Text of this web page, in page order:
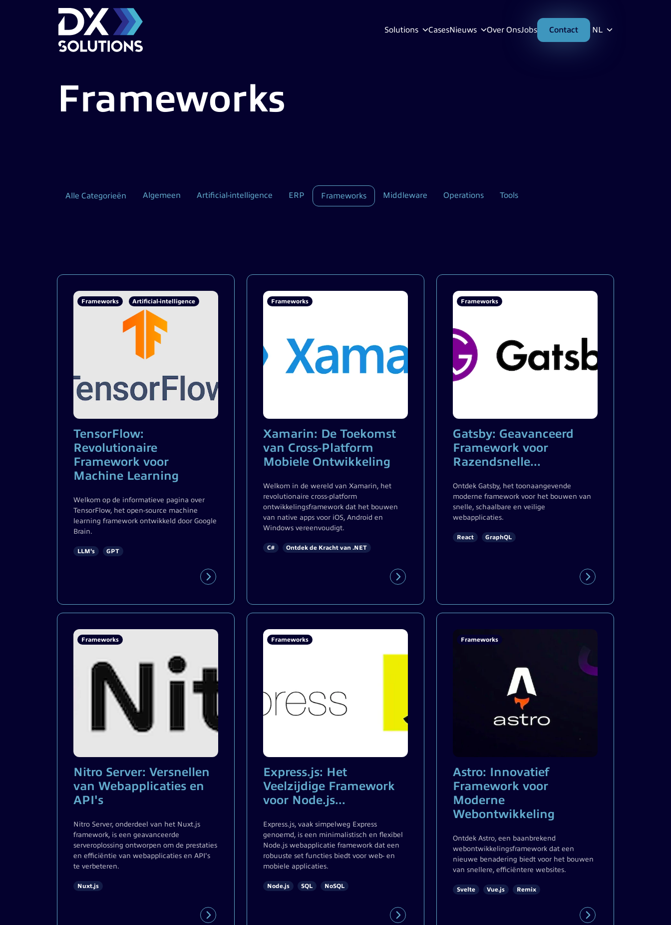
Solutions CasesNieuws Over OnsJobs Contact NL
Frameworks
Alle Categorieën Algemeen Artificial-intelligence ERP Frameworks Middleware Operations Tools
Frameworks Artificial-intelligence
TensorFlow:
Revolutionaire
Framework voor
Machine Learning
Welkom op de informatieve pagina over
TensorFlow, het open-source machine
learning framework ontwikkeld door Google
Brain.
LLM's GPT
Frameworks
Xamarin: De Toekomst
van Cross-Platform
Mobiele Ontwikkeling
Welkom in de wereld van Xamarin, het
revolutionaire cross-platform
ontwikkelingsframework dat het bouwen
van native apps voor iOS, Android en
Windows vereenvoudigt.
C# Ontdek de Kracht van .NET
Frameworks
Gatsby: Geavanceerd
Framework voor
Razendsnelle...
Ontdek Gatsby, het toonaangevende
moderne framework voor het bouwen van
snelle, schaalbare en veilige
webapplicaties.
React GraphQL
Frameworks
Nitro Server: Versnellen
van Webapplicaties en
API's
Nitro Server, onderdeel van het Nuxt.js
framework, is een geavanceerde
serveroplossing ontworpen om de prestaties
en efficiëntie van webapplicaties en API's
te verbeteren.
Nuxt.js
Frameworks
Express.js: Het
Veelzijdige Framework
voor Node.js...
Express.js, vaak simpelweg Express
genoemd, is een minimalistisch en flexibel
Node.js​​​​​​​ webapplicatie framework dat een
robuuste set functies biedt voor web- en
mobiele applicaties.
Node.js SQL NoSQL
Frameworks
Astro: Innovatief
Framework voor
Moderne
Webontwikkeling
Ontdek Astro, een baanbrekend
webontwikkelingsframework dat een
nieuwe benadering biedt voor het bouwen
van snellere, efficiëntere websites.
Svelte Vue.js Remix